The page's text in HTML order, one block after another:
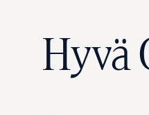
Hyvä